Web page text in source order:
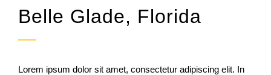
Belle Glade, Florida
Lorem ipsum dolor sit amet, consectetur adipiscing elit. In